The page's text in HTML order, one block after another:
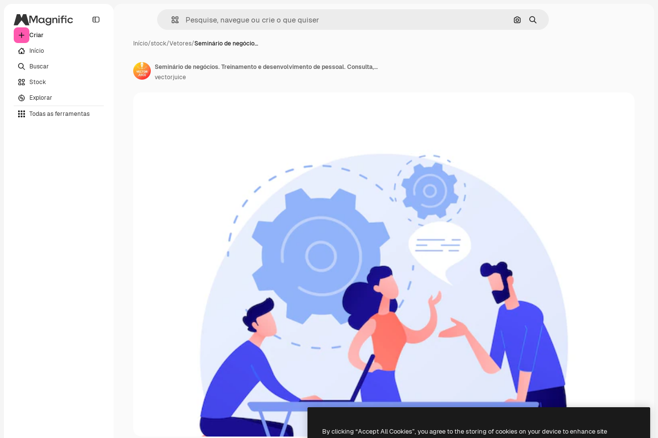
Criar
Início
Buscar
Stock
Explorar
Todas as ferramentas
Pesquisar por imagem
Buscar
Início/stock/Vetores/Seminário de negócio…
Seminário de negócios. Treinamento e desenvolvimento de pessoal. Consulta, coaching, mentoring. Personagens de desenhos animados ouvindo relato de ilustração de conceito de empresária
vectorjuice
By clicking “Accept All Cookies”, you agree to the storing of cookies on your device to enhance site